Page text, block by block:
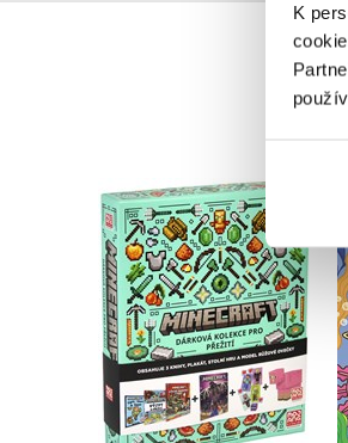
K
Minecraft - Dárková
kolekce pro přežití
Kolektiv
Do košíku